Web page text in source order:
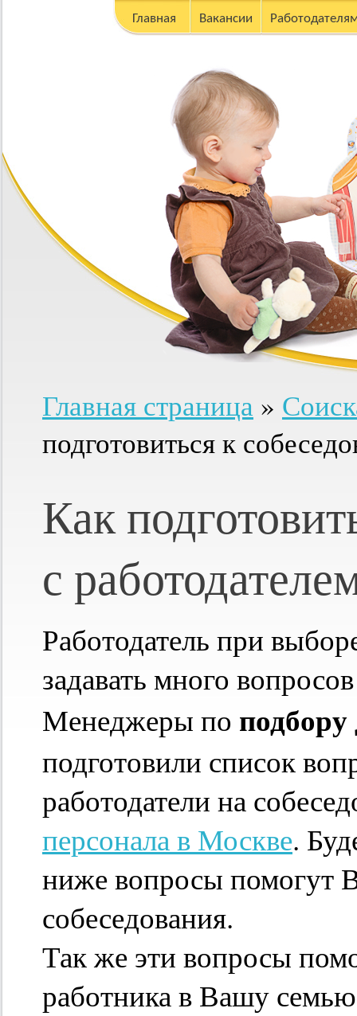
Главная Вакансии
Главная страница »
подготовиться к
Как
с
Работодатель при
задавать много
Менеджеры по
подготовили список
работодатели на
персонала в Москве.
ниже вопросы помогут
собеседования.
Так же эти вопросы
работника в Вашу